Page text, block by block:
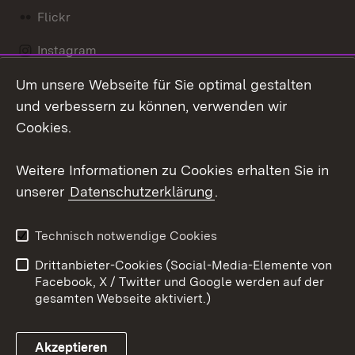
Flickr
Instagram
Social Wall
Barrierefreiheit
Benutzungshinweise
Impressum
Cookies
Um unsere Webseite für Sie optimal gestalten
und verbessern zu können, verwenden wir
Cookies.
Weitere Informationen zu Cookies erhalten Sie in
unserer Datenschutzerklärung.
Technisch notwendige Cookies
Drittanbieter-Cookies (Social-Media-Elemente von
Facebook, X / Twitter und Google werden auf der
gesamten Webseite aktiviert.)
Akzeptieren